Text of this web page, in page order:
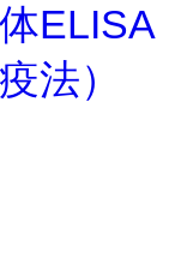
ELISA
法）